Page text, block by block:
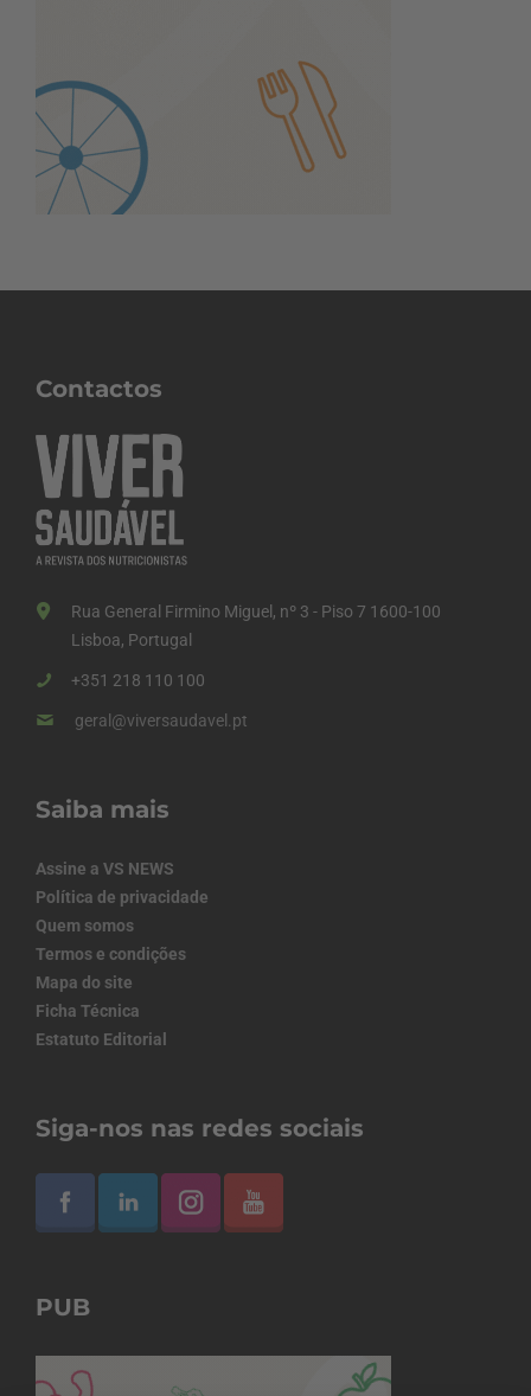
Contactos
Rua General Firmino Miguel, nº 3 - Piso 7 1600-100
Lisboa, Portugal
+351 218 110 100
geral@viversaudavel.pt
Saiba mais
Assine a VS NEWS
Política de privacidade
Quem somos
Termos e condições
Mapa do site
Ficha Técnica
Estatuto Editorial
Siga-nos nas redes sociais
PUB